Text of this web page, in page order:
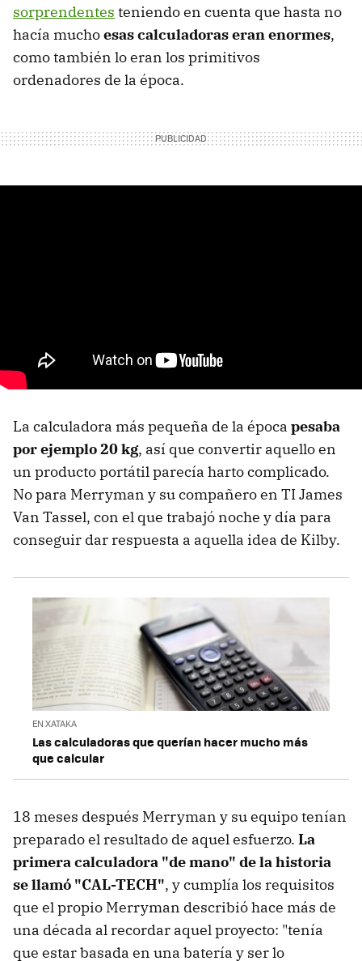
sorprendentes teniendo en cuenta que hasta no
hacía muchoesas calculadoras eran enormes,
como también lo eran los primitivos
ordenadores de la época.
La calculadora más pequeña de la época pesaba
por ejemplo 20 kg, así que convertir aquello en
un producto portátil parecía harto complicado.
No para Merryman y su compañero en TI James
Van Tassel, con el que trabajó noche y día para
conseguir dar respuesta a aquella idea de Kilby.
EN XATAKA
Las calculadoras que querían hacer mucho más
que calcular
18 meses después Merryman y su equipo tenían
preparado el resultado de aquel esfuerzo. La
primera calculadora "de mano" de la historia
se llamó "CAL-TECH", y cumplía los requisitos
que el propio Merryman describió hace más de
una década al recordar aquel proyecto: "tenía
que estar basada en una batería y ser lo